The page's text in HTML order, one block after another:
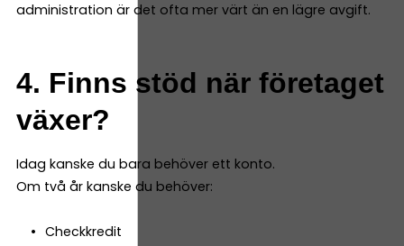
administration är det ofta mer värt än en lägre avgift.
4. Finns stöd när företaget
växer?
Idag kanske du bara behöver ett konto.
Om två år kanske du behöver:
Checkkredit